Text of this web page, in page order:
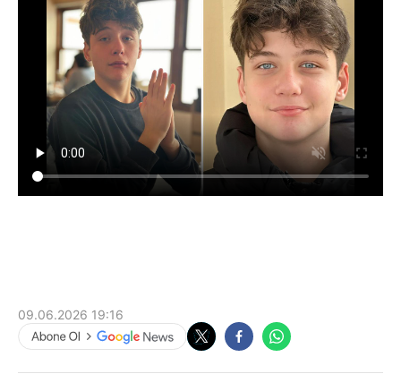
09.06.2026 19:16